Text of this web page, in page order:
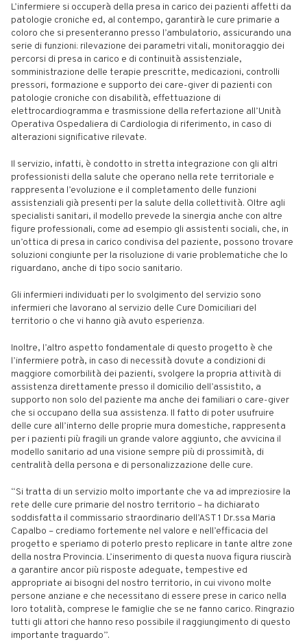
L’infermiere si occuperà della presa in carico dei pazienti affetti da
patologie croniche ed, al contempo, garantirà le cure primarie a
coloro che si presenteranno presso l’ambulatorio, assicurando una
serie di funzioni: rilevazione dei parametri vitali, monitoraggio dei
percorsi di presa in carico e di continuità assistenziale,
somministrazione delle terapie prescritte, medicazioni, controlli
pressori, formazione e supporto dei care-giver di pazienti con
patologie croniche con disabilità, effettuazione di
elettrocardiogramma e trasmissione della refertazione all’Unità
Operativa Ospedaliera di Cardiologia di riferimento, in caso di
alterazioni significative rilevate.
Il servizio, infatti, è condotto in stretta integrazione con gli altri
professionisti della salute che operano nella rete territoriale e
rappresenta l’evoluzione e il completamento delle funzioni
assistenziali già presenti per la salute della collettività. Oltre agli
specialisti sanitari, il modello prevede la sinergia anche con altre
figure professionali, come ad esempio gli assistenti sociali, che, in
un’ottica di presa in carico condivisa del paziente, possono trovare
soluzioni congiunte per la risoluzione di varie problematiche che lo
riguardano, anche di tipo socio sanitario.
Gli infermieri individuati per lo svolgimento del servizio sono
infermieri che lavorano al servizio delle Cure Domiciliari del
territorio o che vi hanno già avuto esperienza.
Inoltre, l’altro aspetto fondamentale di questo progetto è che
l’infermiere potrà, in caso di necessità dovute a condizioni di
maggiore comorbilità dei pazienti, svolgere la propria attività di
assistenza direttamente presso il domicilio dell’assistito, a
supporto non solo del paziente ma anche dei familiari o care-giver
che si occupano della sua assistenza. Il fatto di poter usufruire
delle cure all’interno delle proprie mura domestiche, rappresenta
per i pazienti più fragili un grande valore aggiunto, che avvicina il
modello sanitario ad una visione sempre più di prossimità, di
centralità della persona e di personalizzazione delle cure.
“Si tratta di un servizio molto importante che va ad impreziosire la
rete delle cure primarie del nostro territorio – ha dichiarato
soddisfatta il commissario straordinario dell’AST 1 Dr.ssa Maria
Capalbo – crediamo fortemente nel valore e nell’efficacia del
progetto e speriamo di poterlo presto replicare in tante altre zone
della nostra Provincia. L’inserimento di questa nuova figura riuscirà
a garantire ancor più risposte adeguate, tempestive ed
appropriate ai bisogni del nostro territorio, in cui vivono molte
persone anziane e che necessitano di essere prese in carico nella
loro totalità, comprese le famiglie che se ne fanno carico. Ringrazio
tutti gli attori che hanno reso possibile il raggiungimento di questo
importante traguardo”.